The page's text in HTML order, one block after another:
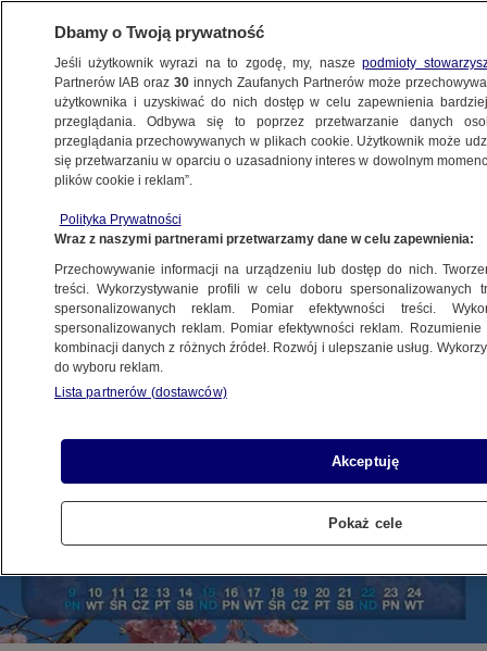
METEO
NAJNOWSZE
od wtorku
8.04.2012, 16:04
Udostępnij
Dbamy o Twoją prywatność
Jeśli użytkownik wyrazi na to zgodę, my, naszepodmioty
Partnerów IAB oraz30 innych Zaufanych Partnerów może
użytkownika i uzyskiwać do nich dostęp w celu zapewnienia
przeglądania. Odbywa się to poprzez przetwarzanie danych
przeglądania przechowywanych w plikach cookie. Użytkownik może
się przetwarzaniu w oparciu o uzasadniony interes w dowolnym
plików cookie i reklam”.
Polityka Prywatności
Wraz z naszymi partnerami przetwarzamy dane w celu zapewnienia:
Przechowywanie informacji na urządzeniu lub dostęp do nich.
treści. Wykorzystywanie profili w celu doboru spersonalizowanych
spersonalizowanych reklam. Pomiar efektywności treści.
spersonalizowanych reklam. Pomiar efektywności reklam.
kombinacji danych z różnych źródeł. Rozwój i ulepszanie usług.
do wyboru reklam.
Lista partnerów (dostawców)
Akceptuję
Pokaż cele